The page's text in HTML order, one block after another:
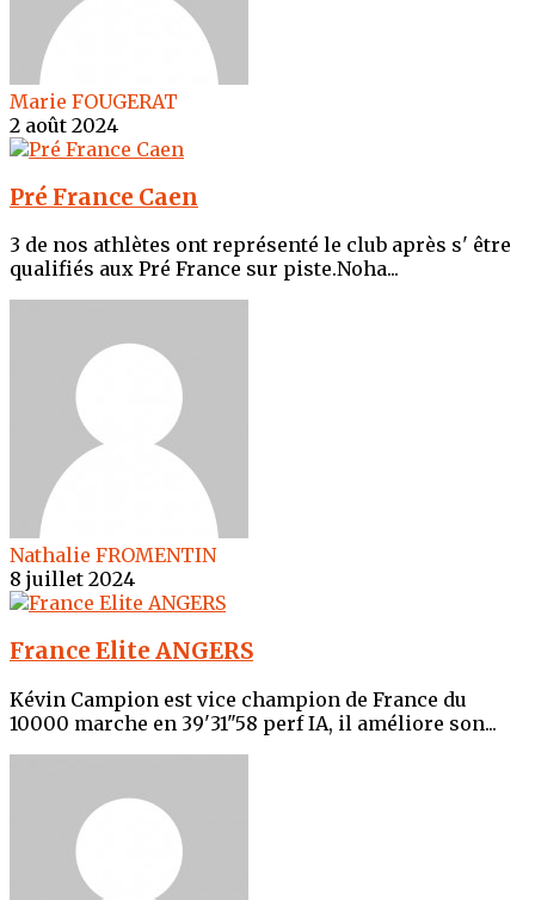
Marie FOUGERAT
2 août 2024
Pré France Caen
3 de nos athlètes ont représenté le club après s' être
qualifiés aux Pré France sur piste.Noha...
Nathalie FROMENTIN
8 juillet 2024
France Elite ANGERS
Kévin Campion est vice champion de France du
10000 marche en 39'31"58 perf IA, il améliore son...